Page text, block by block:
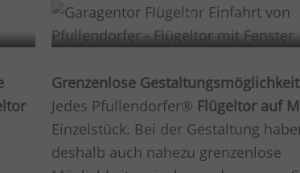
Design
Grenzenlose
Jedes Pfullendorfer® Flügeltor auf
Einzelstück. Bei der Gestaltung
deshalb auch nahezu grenzenlose